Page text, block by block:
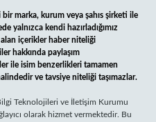
marka, kurum veya şahıs şirketi ile
yalnızca kendi hazırladığımız
alan içerikler haber niteliği
hakkında paylaşım
ile isim benzerlikleri tamamen
ve tavsiye niteliği taşımazlar.
Teknolojileri ve İletişim Kurumu
olarak hizmet vermektedir. Bu